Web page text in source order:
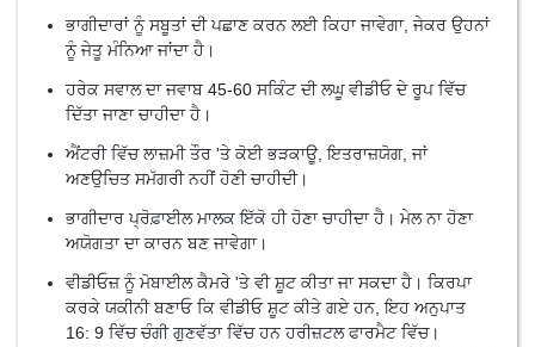
ਭਾਗੀਦਾਰਾਂ ਨੂੰ ਸਬੂਤਾਂ ਦੀ ਪਛਾਣ ਕਰਨ ਲਈ ਕਿਹਾ ਜਾਵੇਗਾ, ਜੇਕਰ ਉਹਨਾਂ
ਨੂੰ ਜੇਤੂ ਮੰਨਿਆ ਜਾਂਦਾ ਹੈ।
ਹਰੇਕ ਸਵਾਲ ਦਾ ਜਵਾਬ 45-60 ਸਕਿੰਟ ਦੀ ਲਘੂ ਵੀਡੀਓ ਦੇ ਰੂਪ ਵਿੱਚ
ਦਿੱਤਾ ਜਾਣਾ ਚਾਹੀਦਾ ਹੈ।
ਐਂਟਰੀ ਵਿੱਚ ਲਾਜ਼ਮੀ ਤੌਰ 'ਤੇ ਕੋਈ ਭੜਕਾਊ, ਇਤਰਾਜ਼ਯੋਗ, ਜਾਂ
ਅਣਉਚਿਤ ਸਮੱਗਰੀ ਨਹੀਂ ਹੋਣੀ ਚਾਹੀਦੀ।
ਭਾਗੀਦਾਰ ਪ੍ਰੋਫ਼ਾਈਲ ਮਾਲਕ ਇੱਕੋ ਹੀ ਹੋਣਾ ਚਾਹੀਦਾ ਹੈ। ਮੇਲ ਨਾ ਹੋਣਾ
ਅਯੋਗਤਾ ਦਾ ਕਾਰਨ ਬਣ ਜਾਵੇਗਾ।
ਵੀਡੀਓਜ਼ ਨੂੰ ਮੋਬਾਈਲ ਕੈਮਰੇ 'ਤੇ ਵੀ ਸ਼ੂਟ ਕੀਤਾ ਜਾ ਸਕਦਾ ਹੈ। ਕਿਰਪਾ
ਕਰਕੇ ਯਕੀਨੀ ਬਣਾਓ ਕਿ ਵੀਡੀਓ ਸ਼ੂਟ ਕੀਤੇ ਗਏ ਹਨ, ਇਹ ਅਨੁਪਾਤ
16: 9 ਵਿੱਚ ਚੰਗੀ ਗੁਣਵੱਤਾ ਵਿੱਚ ਹਨ ਹਰੀਜ਼ਟਲ ਫਾਰਮੈਟ ਵਿੱਚ।